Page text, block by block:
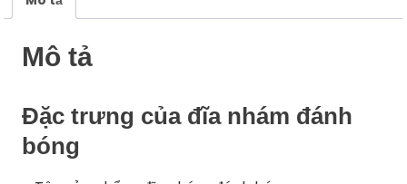
Mô tả
Đặc trưng của đĩa nhám đánh
bóng